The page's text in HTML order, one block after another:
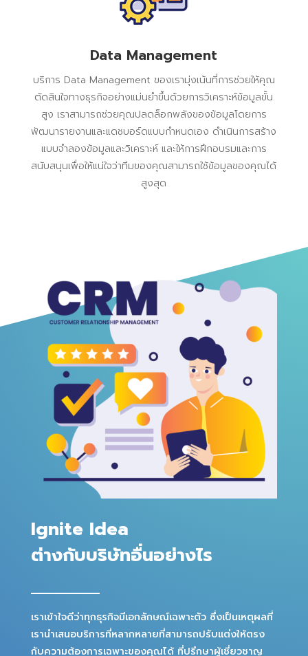
Data Management
บริการ Data Management ของเรามุ่งเน้นที่การช่วยให้คุณ
ตัดสินใจทางธุรกิจอย่างแม่นยำขึ้นด้วยการวิเคราะห์ข้อมูลขั้น
สูง เราสามารถช่วยคุณปลดล็อกพลังของข้อมูลโดยการ
พัฒนารายงานและแดชบอร์ดแบบกำหนดเอง ดำเนินการสร้าง
แบบจำลองข้อมูลและวิเคราะห์ และให้การฝึกอบรมและการ
สนับสนุนเพื่อให้แน่ใจว่าทีมของคุณสามารถใช้ข้อมูลของคุณได้
สูงสุด
Ignite Idea
ต่างกับบริษัทอื่นอย่างไร
เราเข้าใจดีว่าทุกธุรกิจมีเอกลักษณ์เฉพาะตัว ซึ่งเป็นเหตุผลที่
เรานำเสนอบริการที่หลากหลายที่สามารถปรับแต่งให้ตรง
กับความต้องการเฉพาะของคุณได้ ที่ปรึกษาผู้เชี่ยวชาญ